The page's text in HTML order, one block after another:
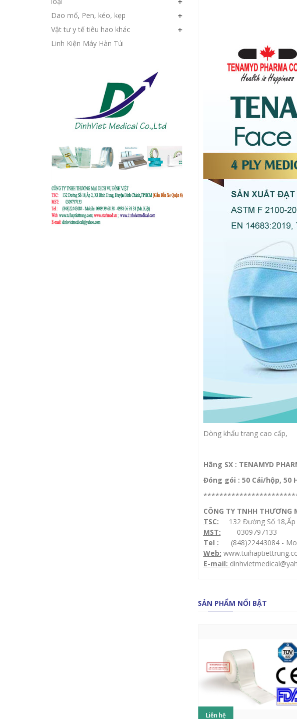
Dao mổ, Pen, kéo, kẹp +
Vật tư y tế tiêu hao khác +
Linh Kiện Máy Hàn Túi
Dòng khẩu trang cao cấp,
Hãng SX : TENAMYD
Đóng gói : 50 Cái/hộp, 50
CÔNG TY TNHH THƯƠNG
TSC: 132 Đường Số 18,Ấp
MST: 0309797133
Tel : (848)22443084 -
Web:
E-mail:
SẢN PHẨM NỔI BẬT
Liên hệ